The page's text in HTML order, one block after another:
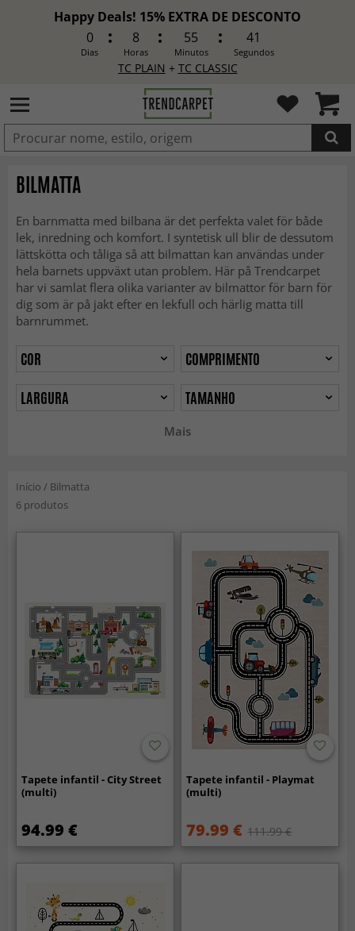
Happy Deals! 15% EXTRA DE DESCONTO
0
Dias
8
Horas
55
Minutos
39
Segundos
TC PLAIN + TC CLASSIC
BILMATTA
En barnmatta med bilbana är det perfekta valet för både
lek, inredning och komfort. I syntetisk ull blir de dessutom
lättskötta och tåliga så att bilmattan kan användas under
hela barnets uppväxt utan problem. Här på Trendcarpet
har vi samlat flera olika varianter av bilmattor för barn för
dig som är på jakt efter en lekfull och härlig matta till
barnrummet.
Mais
COR
COMPRIMENTO
LARGURA
TAMANHO
Início / Bilmatta
6 produtos
Tapete infantil - City Street
(multi)
94.99 €
Tapete infantil - Playmat
(multi)
79.99 € 111.99 €